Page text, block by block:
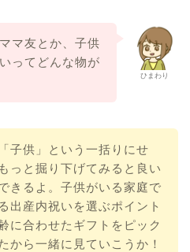
ひまわり
マ友とか、子供
ってどんな物が
子供」という一括りにせ
っと掘り下げてみると良い
きるよ。子供がいる家庭で
出産内祝いを選ぶポイント
に合わせたギフトをピック
から一緒に見ていこうか！